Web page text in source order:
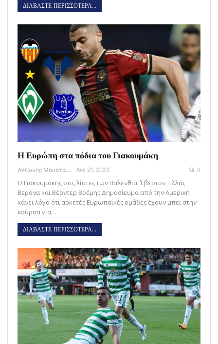
ΔΙΑΒΑΣΤΕ ΠΕΡΙΣΣΟΤΕΡΑ...
Η Ευρώπη στα πόδια του Γιακουμάκη
Αντώνης Μουστάκας Αυγ 21, 2023 0
Ο Γιακουμάκης στις λίστες των Βαλένθια, Έβερτον, Ελλάς
Βερόνα και Βέρντερ Βρέμης Δημοσίευμα από την Αμερική
κάνει λόγο ότι αρκετές Ευρωπαϊκές ομάδες έχουν μπει στην
κούρσα για…
ΔΙΑΒΑΣΤΕ ΠΕΡΙΣΣΟΤΕΡΑ...